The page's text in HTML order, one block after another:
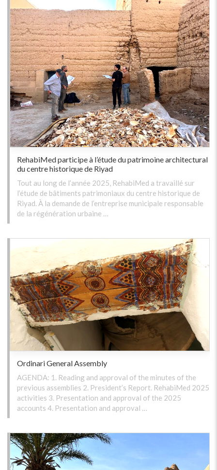
RehabiMed participe à l’étude du patrimoine architectural
du centre historique de Riyad
Tout au long de l’année 2025, RehabiMed a travaillé sur
l’étude de bâtiments patrimoniaux du centre historique de
Riyad. À la demande de l’entreprise municipale responsable
de la régénération urbaine …
Ordinari General Assembly
AGENDA: 1. Reading and approval of the minutes of the
previous assemblies 2. President’s Report. RehabiMed 2025
activities 3. Presentation and approval of the 2025
accounts 4. Presentation and approval …